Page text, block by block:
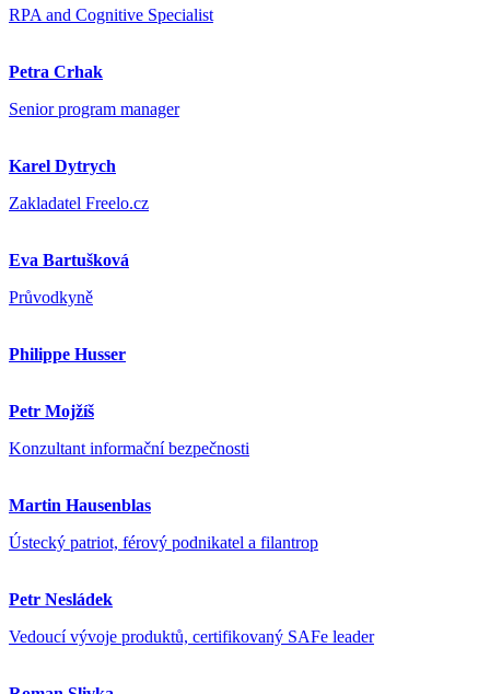
RPA and Cognitive Specialist
Petra Crhak
Senior program manager
Karel Dytrych
Zakladatel Freelo.cz
Eva Bartušková
Průvodkyně
Philippe Husser
Petr Mojžíš
Konzultant informační bezpečnosti
Martin Hausenblas
Ústecký patriot, férový podnikatel a filantrop
Petr Nesládek
Vedoucí vývoje produktů, certifikovaný SAFe leader